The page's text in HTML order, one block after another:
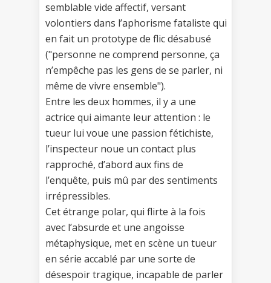
semblable vide affectif, versant
volontiers dans l’aphorisme fataliste qui
en fait un prototype de flic désabusé
("personne ne comprend personne, ça
n’empêche pas les gens de se parler, ni
même de vivre ensemble").
Entre les deux hommes, il y a une
actrice qui aimante leur attention : le
tueur lui voue une passion fétichiste,
l’inspecteur noue un contact plus
rapproché, d’abord aux fins de
l’enquête, puis mû par des sentiments
irrépressibles.
Cet étrange polar, qui flirte à la fois
avec l’absurde et une angoisse
métaphysique, met en scène un tueur
en série accablé par une sorte de
désespoir tragique, incapable de parler